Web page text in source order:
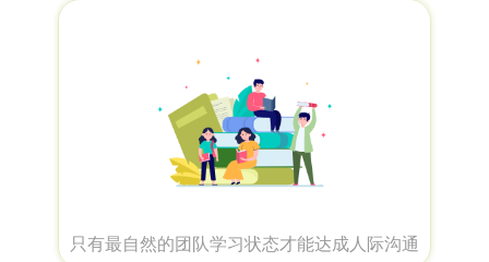
只有最自然的团队学习状态才能达成人际沟通